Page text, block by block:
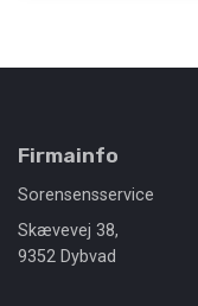
Firmainfo
Sorensensservice
Skævevej 38,
9352 Dybvad